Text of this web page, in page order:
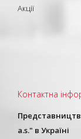
Акції
Контактна
a.s." в Україні